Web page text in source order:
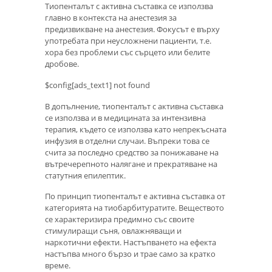
Тиопенталът с активна съставка се използва
главно в контекста на анестезия за
предизвикване на анестезия. Фокусът е върху
употребата при неусложнени пациенти, т.е.
хора без проблеми със сърцето или белите
дробове.
$config[ads_text1] not found
В допълнение, тиопенталът с активна съставка
се използва и в медицината за интензивна
терапия, където се използва като непрекъсната
инфузия в отделни случаи. Въпреки това се
счита за последно средство за понижаване на
вътречерепното налягане и прекратяване на
статутния епилептик.
По принцип тиопенталът е активна съставка от
категорията на тиобарбитуратите. Веществото
се характеризира предимно със своите
стимулиращи съня, овлажняващи и
наркотични ефекти. Настъпването на ефекта
настъпва много бързо и трае само за кратко
време.